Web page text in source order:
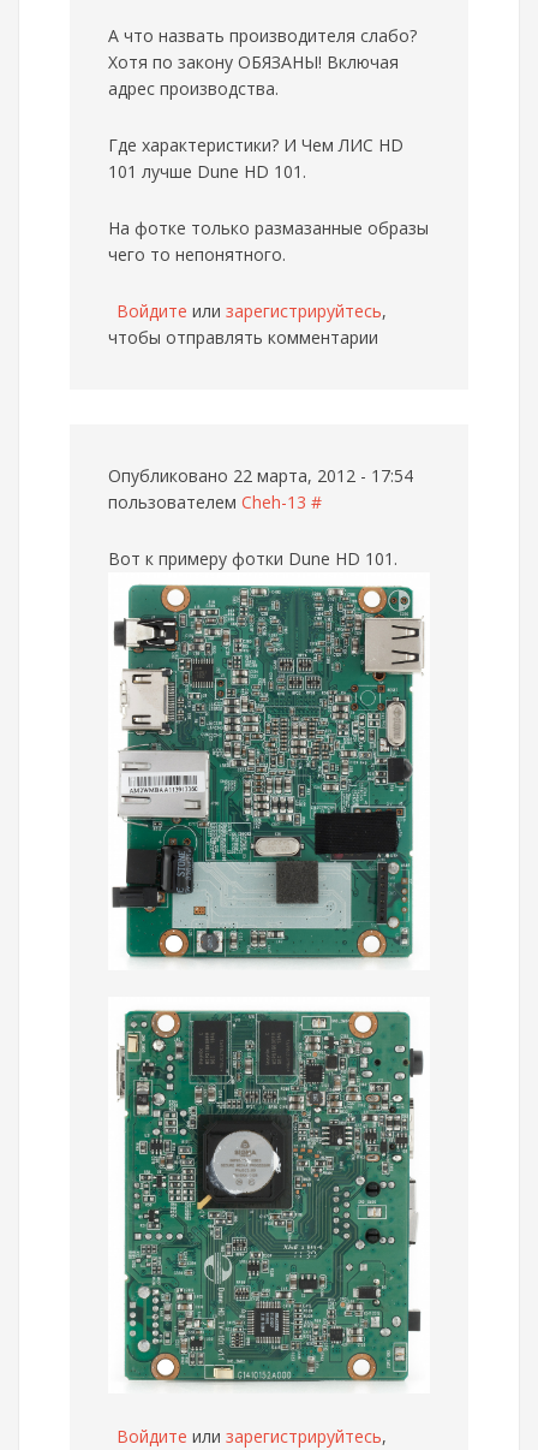
А что назвать производителя слабо?
Хотя по закону ОБЯЗАНЫ! Включая
адрес производства.
Где характеристики? И Чем ЛИС HD
101 лучше Dune HD 101.
На фотке только размазанные образы
чего то непонятного.
Войдите или зарегистрируйтесь,
чтобы отправлять комментарии
Опубликовано 22 марта, 2012 - 17:54
пользователем Cheh-13 #
Вот к примеру фотки Dune HD 101.
Войдите или зарегистрируйтесь,